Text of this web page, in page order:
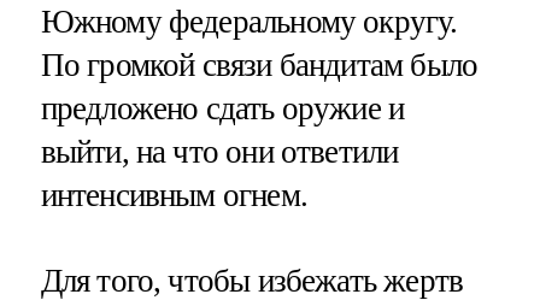
Южному федеральному округу.
По громкой связи бандитам было
предложено сдать оружие и
выйти, на что они ответили
интенсивным огнем.
Для того, чтобы избежать жертв